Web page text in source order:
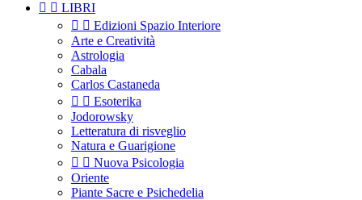
  LIBRI
  Edizioni Spazio Interiore
Arte e Creatività
Astrologia
Cabala
Carlos Castaneda
  Esoterika
Jodorowsky
Letteratura di risveglio
Natura e Guarigione
  Nuova Psicologia
Oriente
Piante Sacre e Psichedelia